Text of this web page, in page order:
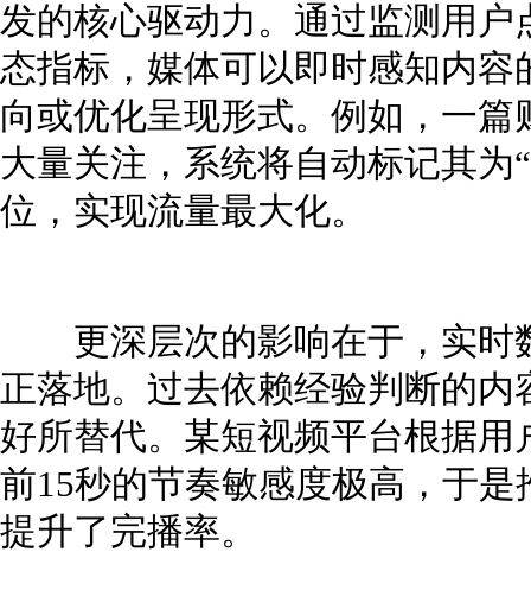
发的核心驱动力。通过监测用
态指标，媒体可以即时感知内
向或优化呈现形式。例如，一
大量关注，系统将自动标记其为
位，实现流量最大化。
更深层次的影响在于，实时
正落地。过去依赖经验判断的
好所替代。某短视频平台根据
前15秒的节奏敏感度极高，于
提升了完播率。